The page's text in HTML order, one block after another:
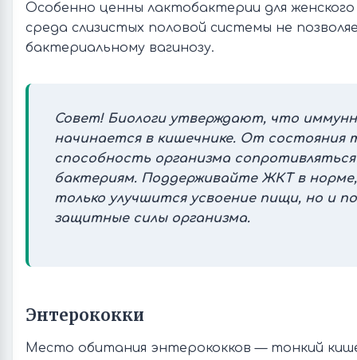
Особенно ценны лактобактерии для женского
среда слизистых половой системы не
бактериальному вагинозу.
Совет! Биологи утверждают, что
начинается в кишечнике. От состояния
способность организма
бактериям. Поддерживайте ЖКТ в
только улучшится усвоение пищи, но и
защитные силы организма.
Энтерококки
Место обитания энтерококков — тонкий